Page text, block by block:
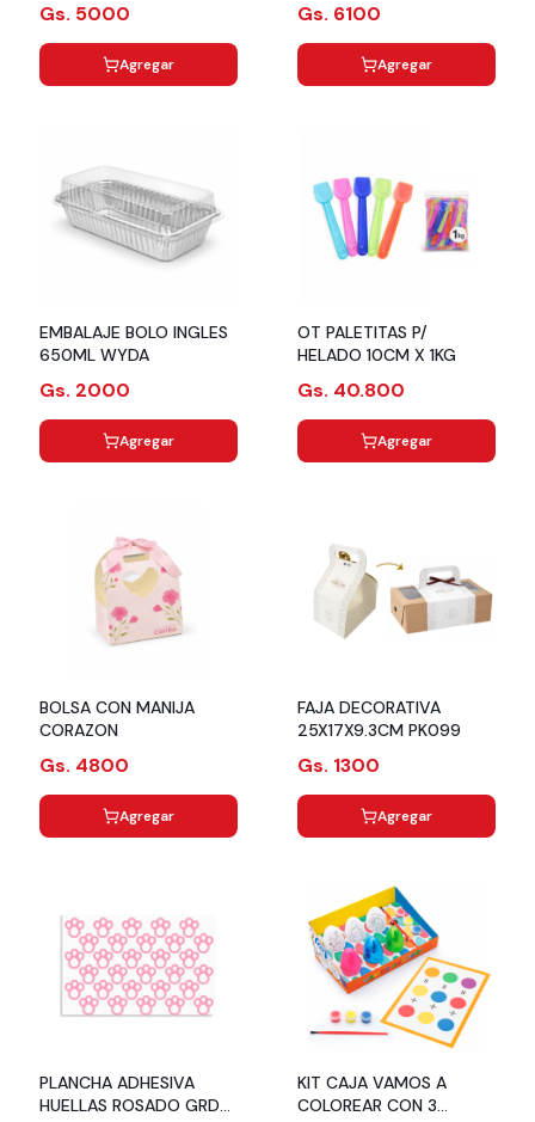
PQX50UN/ CJX40PQ
Gs. 5000
Agregar
Gs. 6100
Agregar
EMBALAJE BOLO INGLES
650ML WYDA
Gs. 2000
Agregar
OT PALETITAS P/
HELADO 10CM X 1KG
Gs. 40.800
Agregar
BOLSA CON MANIJA
CORAZON
Gs. 4800
Agregar
FAJA DECORATIVA
25X17X9.3CM PK099
Gs. 1300
Agregar
PLANCHA ADHESIVA
HUELLAS ROSADO GRD
KIT CAJA VAMOS A
COLOREAR CON 3